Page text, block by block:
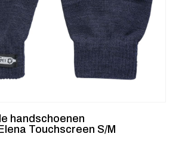
handschoenen
Touchscreen S/M